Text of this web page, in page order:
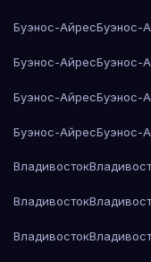
Буэнос-АйресБуэнос-
Буэнос-АйресБуэнос-
Буэнос-АйресБуэнос-
Буэнос-АйресБуэнос-
Владивосток
Владивосток
Владивосток